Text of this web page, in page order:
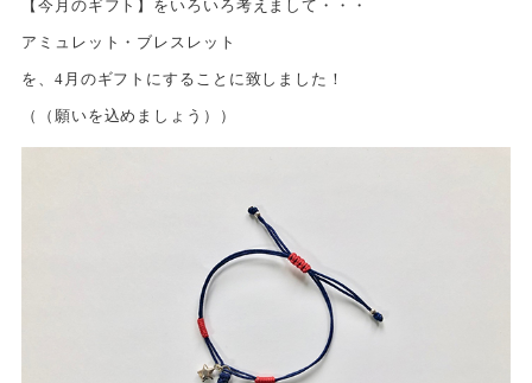
【今月のギフト】をいろいろ考えまして・・・
アミュレット・ブレスレット
を、4月のギフトにすることに致しました！
（（願いを込めましょう））